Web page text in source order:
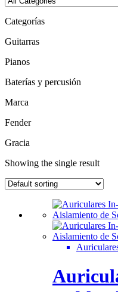
Categorías
Guitarras
Pianos
Baterías y percusión
Marca
Fender
Gracia
Showing the single result